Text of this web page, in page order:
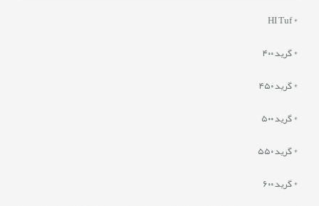
* HI Tuf
* گرید ۴۰۰
* گرید ۴۵۰
* گرید ۵۰۰
* گرید ۵۵۰
* گرید ۶۰۰